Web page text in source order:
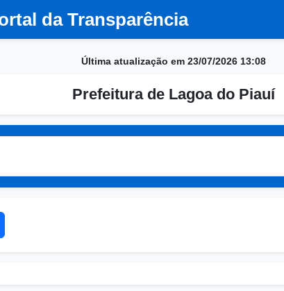
da Transparência
Última atualização em 23/07/2026 13:08
Prefeitura de Lagoa do Piauí